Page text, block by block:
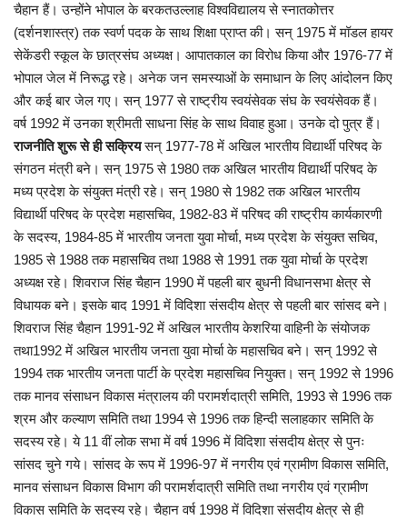
बिजनेस
राशिफल
संपर्क
चैहान हैं। उन्‍होंने भोपाल के बरकतउल्लाह विश्वविद्यालय से स्नातकोत्तर
(दर्शनशास्त्र) तक स्वर्ण पदक के साथ शिक्षा प्राप्‍त की। सन् 1975 में मॉडल हायर
सेकेंडरी स्कूल के छात्रसंघ अध्यक्ष। आपातकाल का विरोध किया और 1976-77 में
भोपाल जेल में निरूद्ध रहे। अनेक जन समस्याओं के समाधान के लिए आंदोलन किए
और कई बार जेल गए। सन् 1977 से राष्ट्रीय स्वयंसेवक संघ के स्वयंसेवक हैं।
वर्ष 1992 में उनका श्रीमती साधना सिंह के साथ विवाह हुआ। उनके दो पुत्र हैं।
राजनीति शुरू से ही सक्रियसन् 1977-78 में अखिल भारतीय विद्यार्थी परिषद के
संगठन मंत्री बने। सन् 1975 से 1980 तक अखिल भारतीय विद्यार्थी परिषद के
मध्य प्रदेश के संयुक्त मंत्री रहे। सन् 1980 से 1982 तक अखिल भारतीय
विद्यार्थी परिषद के प्रदेश महासचिव, 1982-83 में परिषद की राष्ट्रीय कार्यकारणी
के सदस्य, 1984-85 में भारतीय जनता युवा मोर्चा, मध्य प्रदेश के संयुक्त सचिव,
1985 से 1988 तक महासचिव तथा 1988 से 1991 तक युवा मोर्चा के प्रदेश
अध्यक्ष रहे। शिवराज सिंह चैहान 1990 में पहली बार बुधनी विधानसभा क्षेत्र से
विधायक बने। इसके बाद 1991 में विदिशा संसदीय क्षेत्र से पहली बार सांसद बने।
शिवराज सिंह चैहान 1991-92 में अखिल भारतीय केशरिया वाहिनी के संयोजक
तथा1992 में अखिल भारतीय जनता युवा मोर्चा के महासचिव बने। सन् 1992 से
1994 तक भारतीय जनता पार्टी के प्रदेश महासचिव नियुक्त। सन् 1992 से 1996
तक मानव संसाधन विकास मंत्रालय की परामर्शदात्री समिति, 1993 से 1996 तक
श्रम और कल्याण समिति तथा 1994 से 1996 तक हिन्दी सलाहकार समिति के
सदस्य रहे। ये 11 वीं लोक सभा में वर्ष 1996 में विदिशा संसदीय क्षेत्र से पुनः
सांसद चुने गये। सांसद के रूप में 1996-97 में नगरीय एवं ग्रामीण विकास समिति,
मानव संसाधन विकास विभाग की परामर्शदात्री समिति तथा नगरीय एवं ग्रामीण
विकास समिति के सदस्य रहे। चैहान वर्ष 1998 में विदिशा संसदीय क्षेत्र से ही